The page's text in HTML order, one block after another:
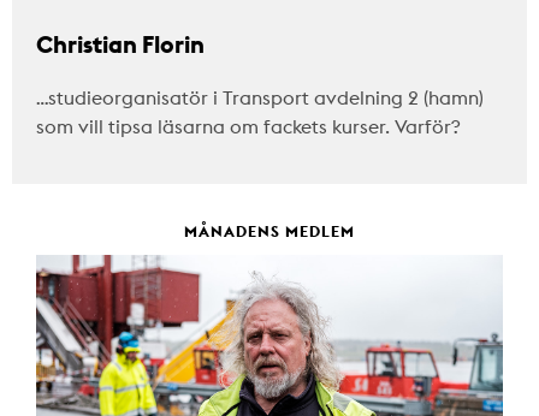
Christian Florin
…studieorganisatör i Transport avdelning 2 (hamn)
som vill tipsa läsarna om fackets kurser. Varför?
MÅNADENS MEDLEM